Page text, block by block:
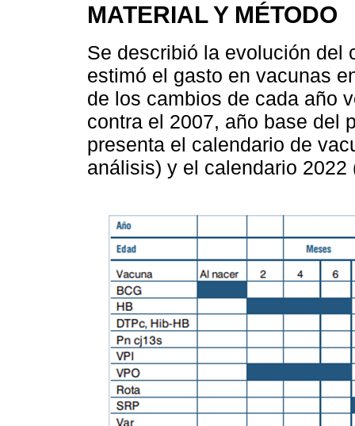
MATERIAL Y MÉTODO
Se describió la evolución del
estimó el gasto en vacunas
de los cambios de cada año
contra el 2007, año base del
presenta el calendario de
análisis) y el calendario 2022